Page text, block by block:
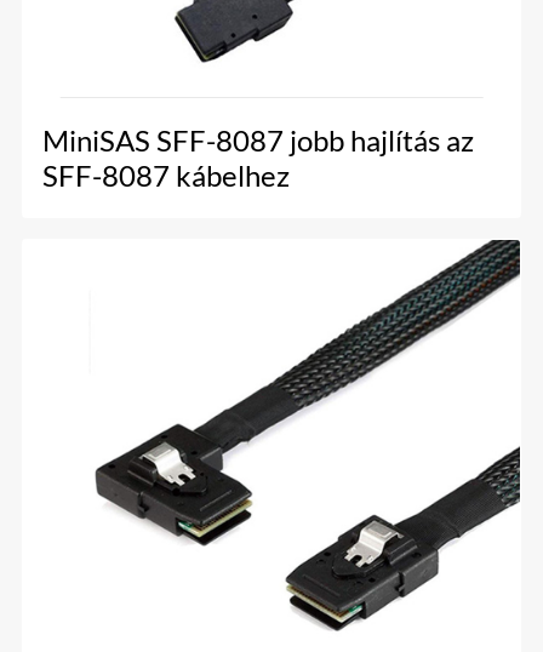
MiniSAS SFF-8087 jobb hajlítás az
SFF-8087 kábelhez